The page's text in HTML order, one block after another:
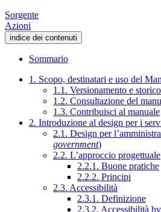
Sorgente
Azioni
indice dei contenuti
Sommario
1. Scopo, destinatari e uso del
1.1. Versionamento e storico
1.2. Consultazione del
1.3. Contribuisci al manuale
2. Introduzione al design per i
2.1. Design per
government)
2.2. L’approccio progettuale
2.2.1. Buone pratiche
2.2.2. Principi
2.3. Accessibilità
2.3.1. Definizione
2.3.2. Accessibilità